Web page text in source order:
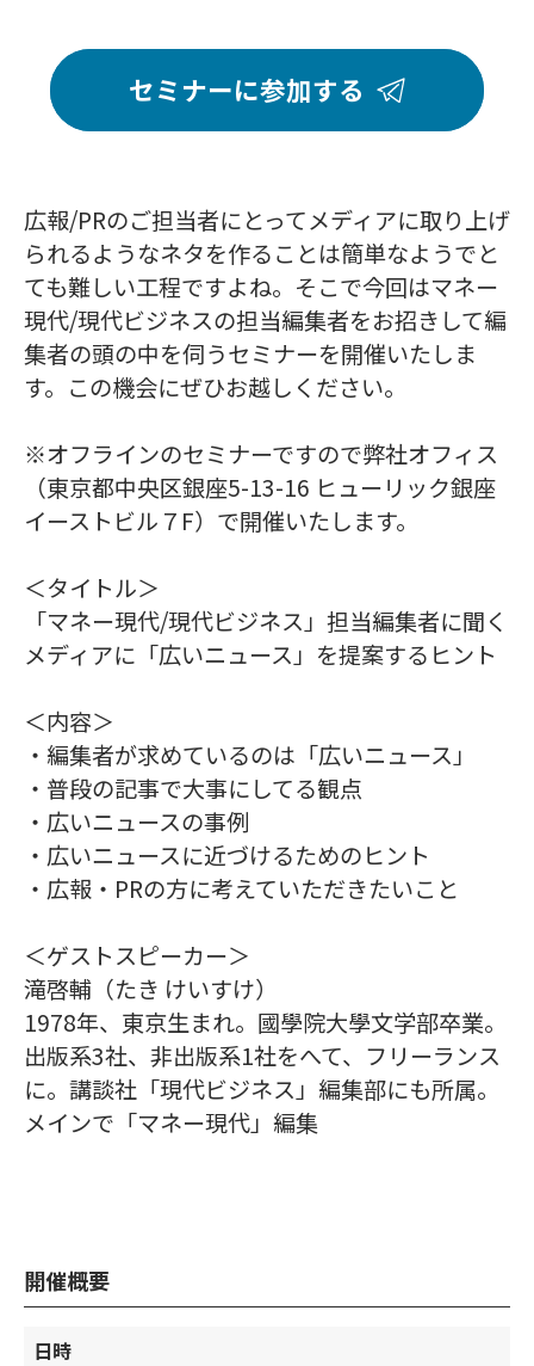
セミナーに参加する
広報/PRのご担当者にとってメディアに取り上げ
られるようなネタを作ることは簡単なようでと
ても難しい工程ですよね。そこで今回はマネー
現代/現代ビジネスの担当編集者をお招きして編
集者の頭の中を伺うセミナーを開催いたしま
す。この機会にぜひお越しください。
※オフラインのセミナーですので弊社オフィス
（東京都中央区銀座5-13-16 ヒューリック銀座
イーストビル７F）で開催いたします。
＜タイトル＞
「マネー現代/現代ビジネス」担当編集者に聞く
メディアに「広いニュース」を提案するヒント
＜内容＞
・編集者が求めているのは「広いニュース」
・普段の記事で大事にしてる観点
・広いニュースの事例
・広いニュースに近づけるためのヒント
・広報・PRの方に考えていただきたいこと
＜ゲストスピーカー＞
滝啓輔（たき けいすけ）
1978年、東京生まれ。國學院大學文学部卒業。
出版系3社、非出版系1社をへて、フリーランス
に。講談社「現代ビジネス」編集部にも所属。
メインで「マネー現代」編集
開催概要
日時